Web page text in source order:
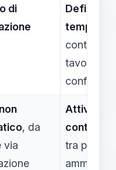
di
Definire
tempi
tavoli di
confronto
, da
via
Attivare
tra parti